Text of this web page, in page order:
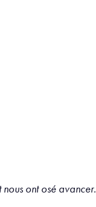
ont osé avancer.